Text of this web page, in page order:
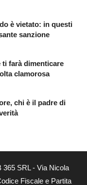
è vietato: in questi
sanzione
ti farà dimenticare
clamorosa
chi è il padre di
365 SRL - Via Nicola
Fiscale e Partita